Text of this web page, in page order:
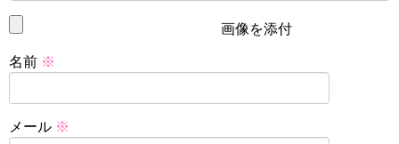
画像を添付
名前 ※
メール ※